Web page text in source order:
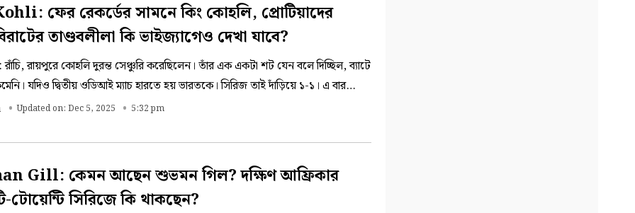
ফের রেকর্ডের সামনে কিং কোহলি, প্রোটিয়াদের
তাণ্ডবলীলা কি ভাইজ্যাগেও দেখা যাবে?
রায়পুরে কোহলি দুরন্ত সেঞ্চুরি করেছিলেন। তাঁর এক একটা শট যেন বলে দিচ্ছিল, ব্যাটে
যদিও দ্বিতীয় ওডিআই ম্যাচ হারতে হয় ভারতকে। সিরিজ তাই দাঁড়িয়ে ১-১। এ বার
ফয়সলার ম্যাচ। তাতে ফল কী হয়, সেদিকে তো সকলের নজর রয়েছে, একইসঙ্গে
Updated on: Dec 5, 2025 5:32 pm
Gill: কেমন আছেন শুভমন গিল? দক্ষিণ আফ্রিকার
টোয়েন্টি সিরিজে কি থাকছেন?